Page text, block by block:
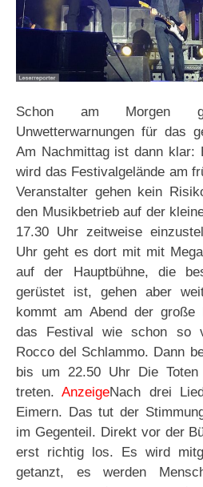
Schon am Morgen
Unwetterwarnungen für das
Am Nachmittag ist dann klar:
wird das Festivalgelände am
Veranstalter gehen kein
den Musikbetrieb auf der
17.30 Uhr zeitweise
Uhr geht es dort mit mit
auf der Hauptbühne, die
gerüstet ist, gehen aber
kommt am Abend der große
das Festival wie schon so
Rocco del Schlammo. Dann
bis um 22.50 Uhr Die
treten.AnzeigeNach drei
Eimern. Das tut der
im Gegenteil. Direkt vor der
erst richtig los. Es wird
getanzt, es werden